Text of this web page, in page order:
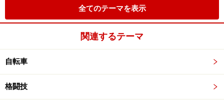
全てのテーマを表示
関連するテーマ
自転車
格闘技